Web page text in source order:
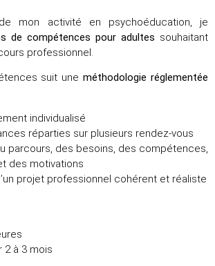
mon activité en psychoéducation, je
de compétences pour adultes souhaitant
professionnel.
suit uneméthodologie réglementée
individualisé
réparties sur plusieurs rendez-vous
parcours, des besoins, des compétences,
des motivations
projet professionnel cohérent et réaliste
2 à 3 mois